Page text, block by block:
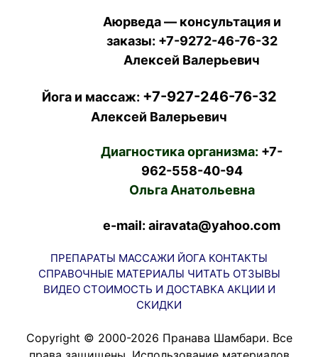
Аюрведа — консультация и
заказы: +7-9272-46-76-32
Алексей Валерьевич
Йога и массаж: +7-927-246-76-32
Алексей Валерьевич
Диагностика организма: +7-
962-558-40-94
Ольга Анатольевна
e-mail: airavata@yahoo.com
ПРЕПАРАТЫ МАССАЖИ ЙОГА КОНТАКТЫ
СПРАВОЧНЫЕ МАТЕРИАЛЫ ЧИТАТЬ ОТЗЫВЫ
ВИДЕО СТОИМОСТЬ И ДОСТАВКА АКЦИИ И
СКИДКИ
Copyright © 2000-2026 Пранава Шамбари. Все